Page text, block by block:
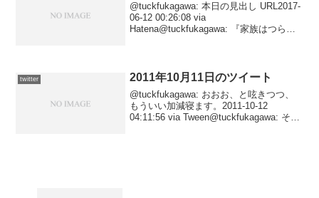
@tuckfukagawa: 本日の見出し URL2017-
06-12 00:26:08 via
Hatena@tuckfukagawa: 『家族はつらい
twitter 2011年10月11日のツイート
@tuckfukagawa: おおお、と呟きつつ、
もういい加減寝ます。2011-10-12
04:11:56 via Tween@tuckfukagawa: それ